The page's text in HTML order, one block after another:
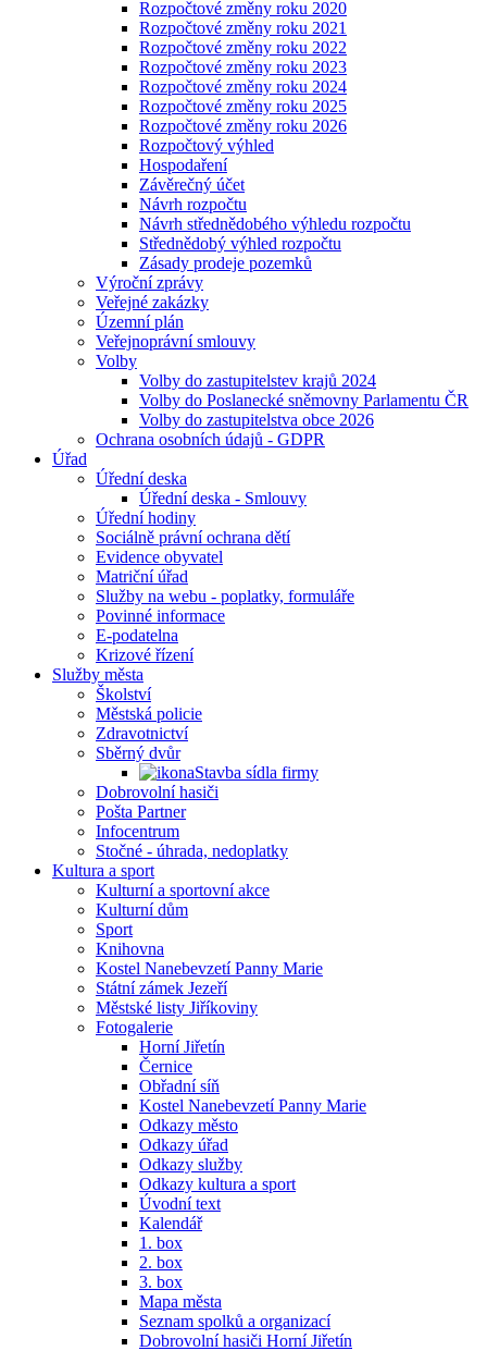
Rozpočtové změny roku 2020
Rozpočtové změny roku 2021
Rozpočtové změny roku 2022
Rozpočtové změny roku 2023
Rozpočtové změny roku 2024
Rozpočtové změny roku 2025
Rozpočtové změny roku 2026
Rozpočtový výhled
Hospodaření
Závěrečný účet
Návrh rozpočtu
Návrh střednědobého výhledu rozpočtu
Střednědobý výhled rozpočtu
Zásady prodeje pozemků
Výroční zprávy
Veřejné zakázky
Územní plán
Veřejnoprávní smlouvy
Volby
Volby do zastupitelstev krajů 2024
Volby do Poslanecké sněmovny Parlamentu ČR
Volby do zastupitelstva obce 2026
Ochrana osobních údajů - GDPR
Úřad
Úřední deska
Úřední deska - Smlouvy
Úřední hodiny
Sociálně právní ochrana dětí
Evidence obyvatel
Matriční úřad
Služby na webu - poplatky, formuláře
Povinné informace
E-podatelna
Krizové řízení
Služby města
Školství
Městská policie
Zdravotnictví
Sběrný dvůr
Stavba sídla firmy
Dobrovolní hasiči
Pošta Partner
Infocentrum
Stočné - úhrada, nedoplatky
Kultura a sport
Kulturní a sportovní akce
Kulturní dům
Sport
Knihovna
Kostel Nanebevzetí Panny Marie
Státní zámek Jezeří
Městské listy Jiříkoviny
Fotogalerie
Horní Jiřetín
Černice
Obřadní síň
Kostel Nanebevzetí Panny Marie
Odkazy město
Odkazy úřad
Odkazy služby
Odkazy kultura a sport
Úvodní text
Kalendář
1. box
2. box
3. box
Mapa města
Seznam spolků a organizací
Dobrovolní hasiči Horní Jiřetín